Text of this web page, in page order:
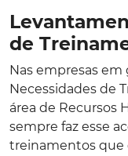
de
Nas empresas
Necessidades de
área de Recursos
sempre faz esse
treinamentos que